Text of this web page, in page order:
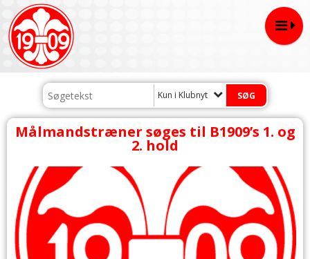
Kun i Klubnyt
Målmandstræner søges til B1909’s 1. og
2. hold